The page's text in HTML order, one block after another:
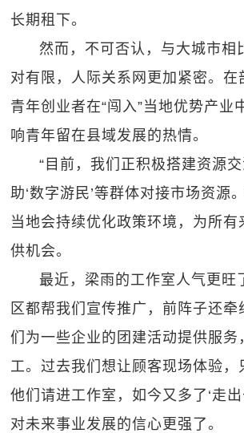
长期租下。
然而，不可否认，与大城市相
对有限，人际关系网更加紧密。在
青年创业者在“闯入”当地优势产业
响青年留在县域发展的热情。
“目前，我们正积极搭建资源
助‘数字游民’等群体对接市场资源
当地会持续优化政策环境，为所有
供机会。
最近，梁雨的工作室人气更旺
区都帮我们宣传推广，前阵子还牵
们为一些企业的团建活动提供服务
工。过去我们想让顾客现场体验，
他们请进工作室，如今又多了‘走出
对未来事业发展的信心更强了。